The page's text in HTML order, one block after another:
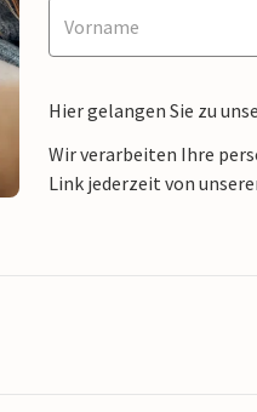
Hier gelangen Sie zu
Wir verarbeiten Ihre
Link jederzeit von